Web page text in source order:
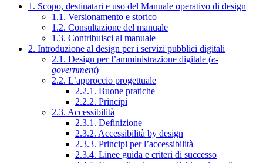
1. Scopo, destinatari e uso del Manuale operativo di design
1.1. Versionamento e storico
1.2. Consultazione del manuale
1.3. Contribuisci al manuale
2. Introduzione al design per i servizi pubblici digitali
2.1. Design per l’amministrazione digitale (e-
government)
2.2. L’approccio progettuale
2.2.1. Buone pratiche
2.2.2. Principi
2.3. Accessibilità
2.3.1. Definizione
2.3.2. Accessibilità by design
2.3.3. Principi per l’accessibilità
2.3.4. Linee guida e criteri di successo